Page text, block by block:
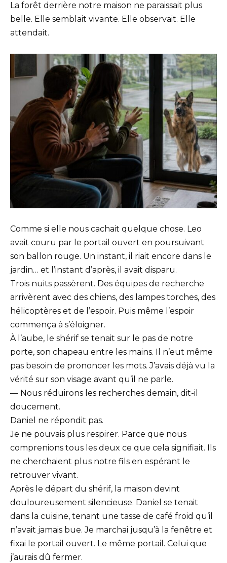
La forêt derrière notre maison ne paraissait plus
belle. Elle semblait vivante. Elle observait. Elle
attendait.
Comme si elle nous cachait quelque chose. Leo
avait couru par le portail ouvert en poursuivant
son ballon rouge. Un instant, il riait encore dans le
jardin… et l’instant d’après, il avait disparu.
Trois nuits passèrent. Des équipes de recherche
arrivèrent avec des chiens, des lampes torches, des
hélicoptères et de l’espoir. Puis même l’espoir
commença à s’éloigner.
À l’aube, le shérif se tenait sur le pas de notre
porte, son chapeau entre les mains. Il n’eut même
pas besoin de prononcer les mots. J’avais déjà vu la
vérité sur son visage avant qu’il ne parle.
— Nous réduirons les recherches demain, dit-il
doucement.
Daniel ne répondit pas.
Je ne pouvais plus respirer. Parce que nous
comprenions tous les deux ce que cela signifiait. Ils
ne cherchaient plus notre fils en espérant le
retrouver vivant.
Après le départ du shérif, la maison devint
douloureusement silencieuse. Daniel se tenait
dans la cuisine, tenant une tasse de café froid qu’il
n’avait jamais bue. Je marchai jusqu’à la fenêtre et
fixai le portail ouvert. Le même portail. Celui que
j’aurais dû fermer.